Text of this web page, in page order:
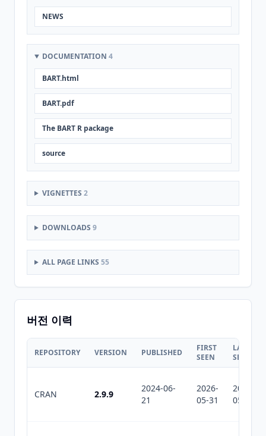
NEWS
DOCUMENTATION 4
BART.html
BART.pdf
The BART R package
source
VIGNETTES 2
DOWNLOADS 9
ALL PAGE LINKS 55
버전 이력
REPOSITORY VERSION PUBLISHED
FIRST
SEEN
LAST
SEEN
CRAN 2.9.9
2024-06-
21
2026-
05-31
2026-
05-31